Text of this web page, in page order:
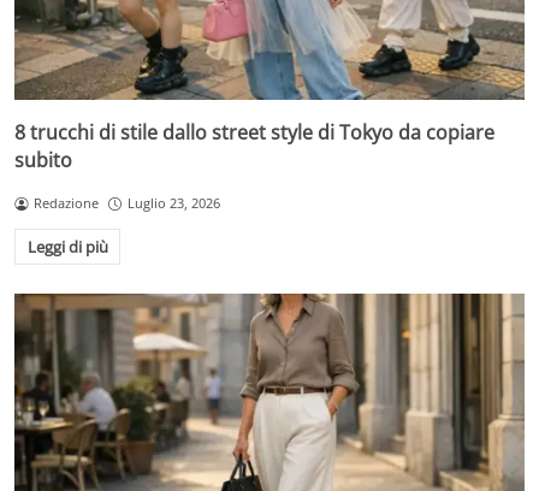
8 trucchi di stile dallo street style di Tokyo da copiare
subito
Redazione Luglio 23, 2026
Leggi di più